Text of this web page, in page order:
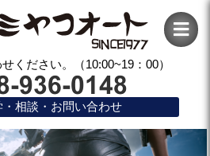
ください。（10:00~19：00）
相談・お問い合わせ